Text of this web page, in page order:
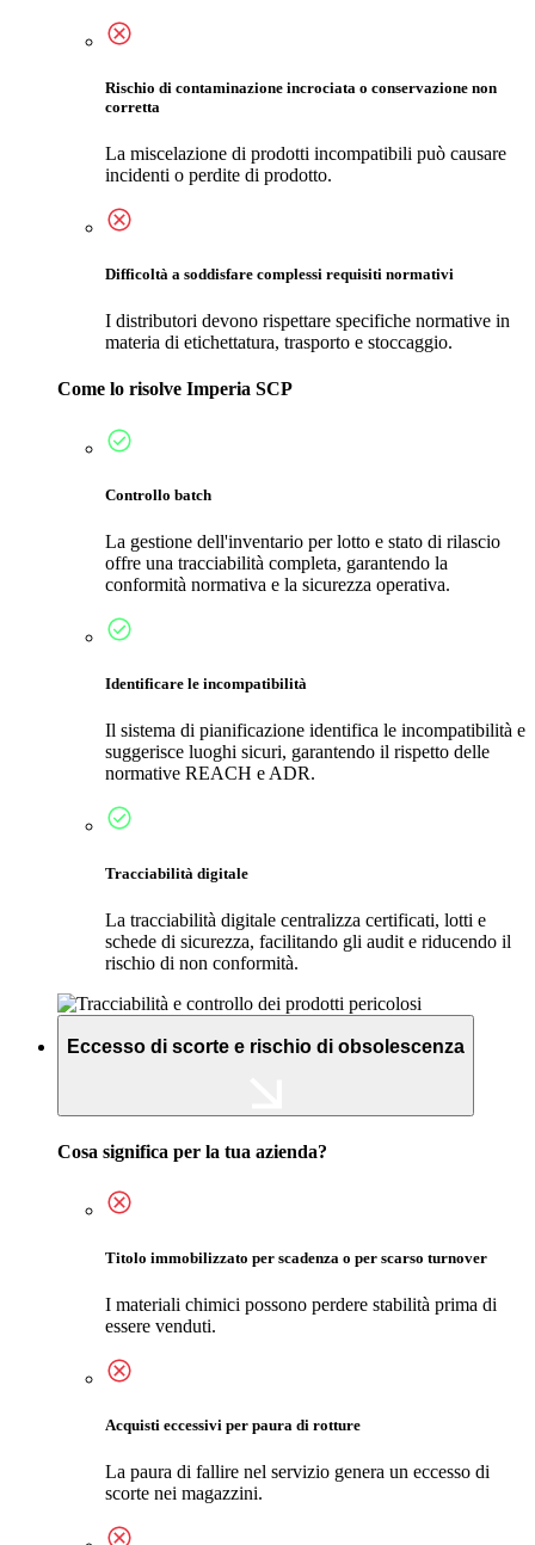
Rischio di contaminazione incrociata o conservazione non
corretta
La miscelazione di prodotti incompatibili può causare
incidenti o perdite di prodotto.
Difficoltà a soddisfare complessi requisiti normativi
I distributori devono rispettare specifiche normative in
materia di etichettatura, trasporto e stoccaggio.
Come lo risolve Imperia SCP
Controllo batch
La gestione dell'inventario per lotto e stato di rilascio
offre una tracciabilità completa, garantendo la
conformità normativa e la sicurezza operativa.
Identificare le incompatibilità
Il sistema di pianificazione identifica le incompatibilità e
suggerisce luoghi sicuri, garantendo il rispetto delle
normative REACH e ADR.
Tracciabilità digitale
La tracciabilità digitale centralizza certificati, lotti e
schede di sicurezza, facilitando gli audit e riducendo il
rischio di non conformità.
Eccesso di scorte e rischio di obsolescenza
Cosa significa per la tua azienda?
Titolo immobilizzato per scadenza o per scarso turnover
I materiali chimici possono perdere stabilità prima di
essere venduti.
Acquisti eccessivi per paura di rotture
La paura di fallire nel servizio genera un eccesso di
scorte nei magazzini.